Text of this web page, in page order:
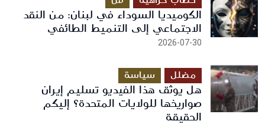
الكوميديا السوداء في لبنان: من النقد
الاجتماعي إلى التنميط الطائفي
2026-07-30
مضلل سياسة
هل يوثق هذا الفيديو تسليم إيران
صواريخها للولايات المتحدة؟ إليكم
الحقيقة